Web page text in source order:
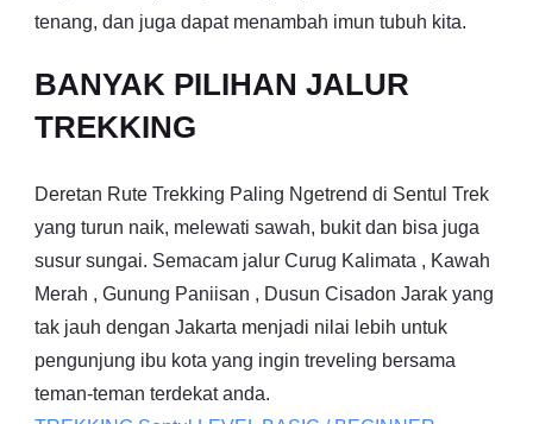
tenang, dan juga dapat menambah imun tubuh kita.
BANYAK PILIHAN JALUR
TREKKING
Deretan Rute Trekking Paling Ngetrend di Sentul Trek
yang turun naik, melewati sawah, bukit dan bisa juga
susur sungai. Semacam jalur Curug Kalimata , Kawah
Merah , Gunung Paniisan , Dusun Cisadon Jarak yang
tak jauh dengan Jakarta menjadi nilai lebih untuk
pengunjung ibu kota yang ingin treveling bersama
teman-teman terdekat anda.